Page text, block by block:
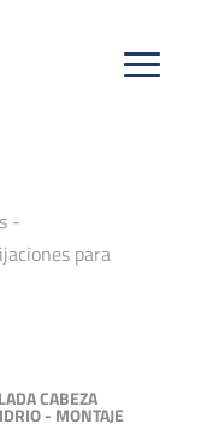
-
para
CABEZA
- MONTAJE